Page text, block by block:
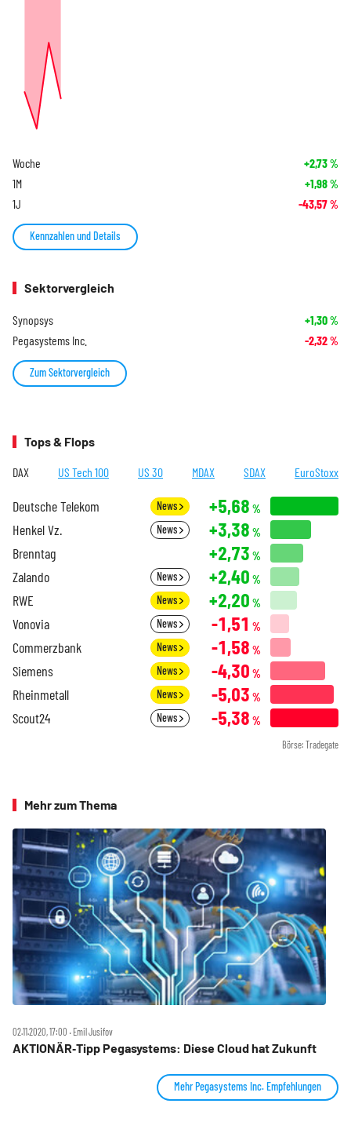
Woche +2,73%
1M +1,98%
1J -43,57%
Kennzahlen und Details
Sektorvergleich
Synopsys +1,30%
Pegasystems Inc. -2,32%
Zum Sektorvergleich
Tops & Flops
DAX US Tech 100 US 30 MDAX SDAX EuroStoxx
Deutsche Telekom News +5,68 %
Henkel Vz. News +3,38 %
Brenntag +2,73 %
Zalando News +2,40 %
RWE News +2,20 %
Vonovia News -1,51 %
Commerzbank News -1,58 %
Siemens News -4,30 %
Rheinmetall News -5,03 %
Scout24 News -5,38 %
Börse: Tradegate
Mehr zum Thema
02.11.2020, 17:00 ‧ Emil Jusifov
AKTIONÄR‑Tipp Pegasystems: Diese Cloud hat Zukunft
Mehr Pegasystems Inc. Empfehlungen